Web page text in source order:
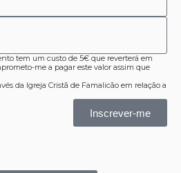
tem um custo de 5€ que reverterá em
me a pagar este valor assim que
da Igreja Cristã de Famalicão em relação a
Inscrever-me